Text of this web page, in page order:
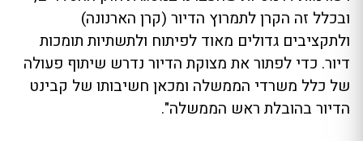
ובכלל זה הקרן לתמרוץ הדיור (קרן הארנונה)
ולתקציבים גדולים מאוד לפיתוח ולתשתיות תומכות
דיור. כדי לפתור את מצוקת הדיור נדרש שיתוף פעולה
של כלל משרדי הממשלה ומכאן חשיבותו של קבינט
הדיור בהובלת ראש הממשלה".